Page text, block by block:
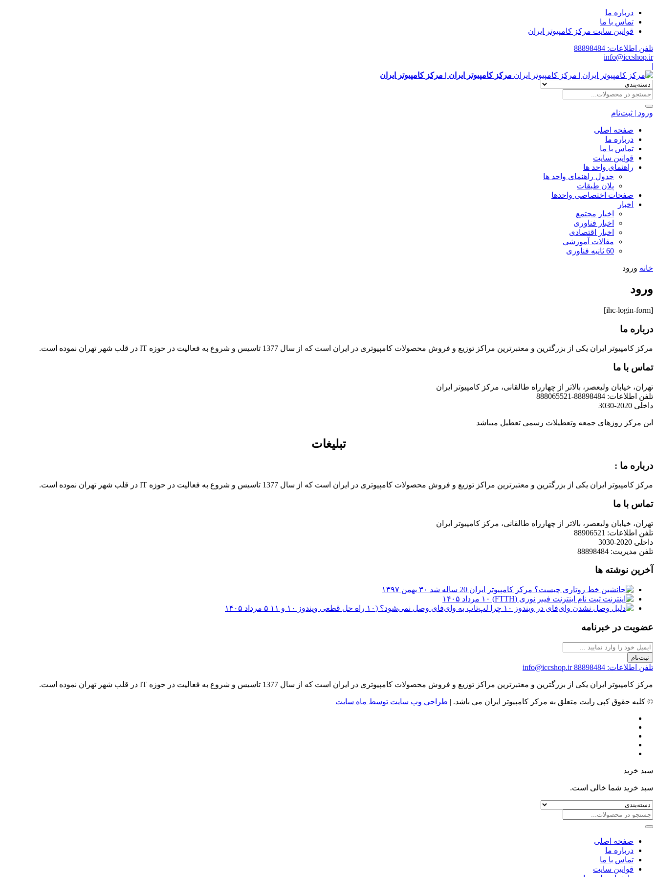
درباره ما
تماس با ما
قوانین سایت مرکز کامپیوتر ایران
تلفن اطلاعات: 88898484
info@iccshop.ir
|
مرکز کامپیوتر ایران | مرکز کامپیوتر ایران
ورود | ثبت‌نام
صفحه اصلی
درباره ما
تماس با ما
قوانین سایت
راهنمای واحد ها
جدول راهنمای واحد ها
پلان طبقات
صفحات اختصاصی واحدها
اخبار
اخبار مجتمع
اخبار فناوری
اخبار اقتصادی
مقالات آموزشی
60 ثانیه فناوری
خانه ورود
ورود
[ihc-login-form]
درباره ما
مرکز کامپیوتر ایران یکی از بزرگترین و معتبرترین مراکز توزیع و فروش محصولات کامپیوتری در ایران است که از سال 1377 تاسیس و شروع به فعالیت در حوزه IT در قلب شهر تهران نموده است.
تماس با ما
تهران، خیابان ولیعصر، بالاتر از چهارراه طالقانی، مرکز کامپیوتر ایران
تلفن اطلاعات: 88898484-888065521
داخلی 2020-3030
این مرکز روزهای جمعه وتعطیلات رسمی تعطیل میباشد
تبلیغات
درباره ما :
مرکز کامپیوتر ایران یکی از بزرگترین و معتبرترین مراکز توزیع و فروش محصولات کامپیوتری در ایران است که از سال 1377 تاسیس و شروع به فعالیت در حوزه IT در قلب شهر تهران نموده است.
تماس با ما
تهران، خیابان ولیعصر، بالاتر از چهارراه طالقانی، مرکز کامپیوتر ایران
تلفن اطلاعات: 88906521
داخلی 2020-3030
تلفن مدیریت: 88898484
آخرین نوشته ها
مرکز کامپیوتر ایران 20 ساله شد
۳۰ بهمن ۱۳۹۷
ثبت نام اینترنت فیبر نوری (FTTH)
۱۰ مرداد ۱۴۰۵
چرا لپ‌تاپ به وای‌فای وصل نمی‌شود؟ (۱۰ راه حل قطعی ویندوز ۱۰ و ۱۱
۵ مرداد ۱۴۰۵
عضویت در خبرنامه
ثبت‌نام
تلفن اطلاعات: 88898484 info@iccshop.ir
مرکز کامپیوتر ایران یکی از بزرگترین و معتبرترین مراکز توزیع و فروش محصولات کامپیوتری در ایران است که از سال 1377 تاسیس و شروع به فعالیت در حوزه IT در قلب شهر تهران نموده است.
© کلیه حقوق کپی رایت متعلق به مرکز کامپیوتر ایران می باشد. | طراحی وب سایت توسط ماه سایت
سبد خرید
سبد خرید شما خالی است.
صفحه اصلی
درباره ما
تماس با ما
قوانین سایت